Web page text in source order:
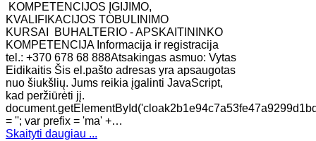
KOMPETENCIJOS ĮGIJIMO,
KVALIFIKACIJOS TOBULINIMO
KURSAI BUHALTERIO - APSKAITININKO
KOMPETENCIJA Informacija ir registracija
tel.: +370 678 68 888Atsakingas asmuo: Vytas
Eidikaitis Šis el.pašto adresas yra apsaugotas
nuo šiukšlių. Jums reikia įgalinti JavaScript,
kad peržiūrėti jį.
= ''; var prefix = 'ma' +…
Skaityti daugiau ...